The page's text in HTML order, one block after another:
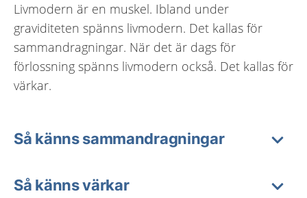
Livmodern är en muskel. Ibland under
graviditeten spänns livmodern. Det kallas för
sammandragningar. När det är dags för
förlossning spänns livmodern också. Det kallas för
värkar.
Så känns sammandragningar
Så känns värkar